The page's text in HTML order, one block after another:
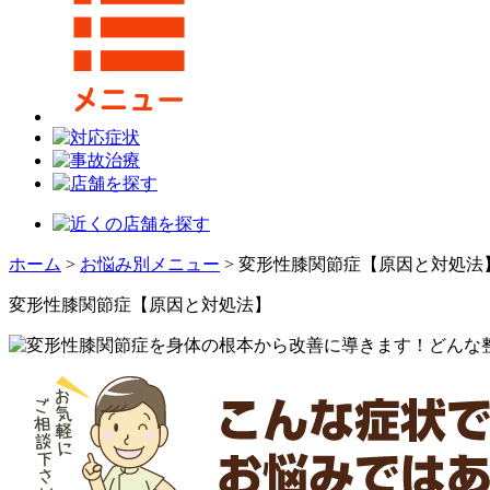
ホーム > お悩み別メニュー > 変形性膝関節症【原因と対処法
変形性膝関節症【原因と対処法】